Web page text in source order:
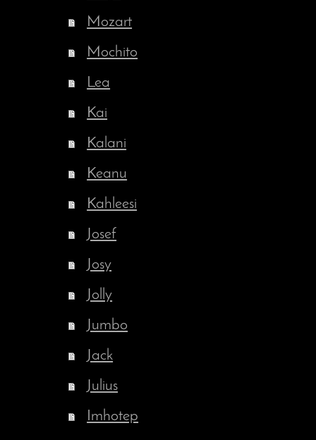
Mozart
Mochito
Lea
Kai
Kalani
Keanu
Kahleesi
Josef
Josy
Jolly
Jumbo
Jack
Julius
Imhotep